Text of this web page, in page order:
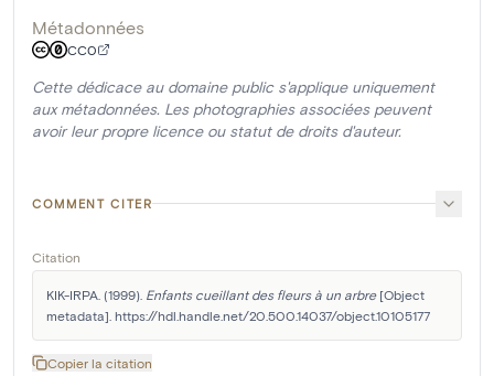
Métadonnées
CC0
Cette dédicace au domaine public s'applique uniquement
aux métadonnées. Les photographies associées peuvent
avoir leur propre licence ou statut de droits d'auteur.
COMMENT CITER
Citation
KIK-IRPA. (1999). Enfants cueillant des fleurs à un arbre [Object
metadata]. https://hdl.handle.net/20.500.14037/object.10105177
Copier la citation